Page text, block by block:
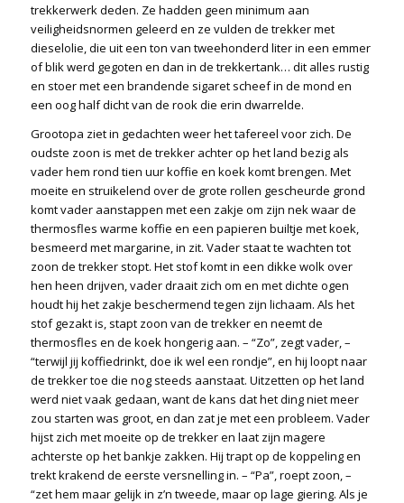
trekkerwerk deden. Ze hadden geen minimum aan
veiligheidsnormen geleerd en ze vulden de trekker met
dieselolie, die uit een ton van tweehonderd liter in een emmer
of blik werd gegoten en dan in de trekkertank… dit alles rustig
en stoer met een brandende sigaret scheef in de mond en
een oog half dicht van de rook die erin dwarrelde.
Grootopa ziet in gedachten weer het tafereel voor zich. De
oudste zoon is met de trekker achter op het land bezig als
vader hem rond tien uur koffie en koek komt brengen. Met
moeite en struikelend over de grote rollen gescheurde grond
komt vader aanstappen met een zakje om zijn nek waar de
thermosfles warme koffie en een papieren builtje met koek,
besmeerd met margarine, in zit. Vader staat te wachten tot
zoon de trekker stopt. Het stof komt in een dikke wolk over
hen heen drijven, vader draait zich om en met dichte ogen
houdt hij het zakje beschermend tegen zijn lichaam. Als het
stof gezakt is, stapt zoon van de trekker en neemt de
thermosfles en de koek hongerig aan. – “Zo”, zegt vader, –
“terwijl jij koffiedrinkt, doe ik wel een rondje”, en hij loopt naar
de trekker toe die nog steeds aanstaat. Uitzetten op het land
werd niet vaak gedaan, want de kans dat het ding niet meer
zou starten was groot, en dan zat je met een probleem. Vader
hijst zich met moeite op de trekker en laat zijn magere
achterste op het bankje zakken. Hij trapt op de koppeling en
trekt krakend de eerste versnelling in. – “Pa”, roept zoon, –
“zet hem maar gelijk in z’n tweede, maar op lage giering. Als je